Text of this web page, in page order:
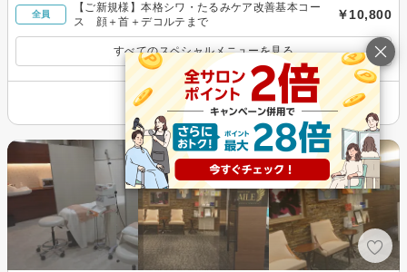
全員
【ご新規様】本格シワ・たるみケア改善基本コー
ス 顔＋首＋デコルテまで
￥10,800
すべてのスペシャルメニューを見る
その他の情報を表示